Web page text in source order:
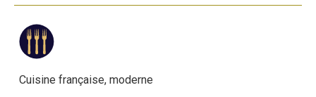
Cuisine française, moderne